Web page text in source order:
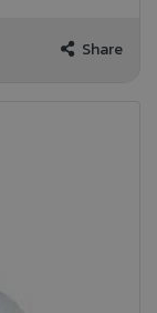
Share